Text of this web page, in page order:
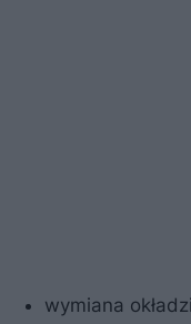
wymiana